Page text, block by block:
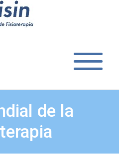
de la